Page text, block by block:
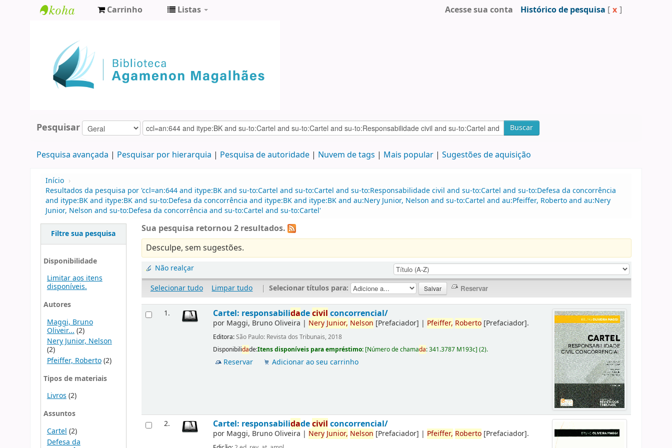
Agamenon
Magalhães
Carrinho Listas Acesse sua conta Histórico de pesquisa [ x ]
Pesquisar Buscar
Pesquisa avançada Pesquisar por hierarquia Pesquisa de autoridade Nuvem de tags Mais popular Sugestões de aquisição
Início ›
Resultados da pesquisa por 'ccl=an:644 and itype:BK and su-to:Cartel and su-to:Cartel and su-to:Responsabilidade civil and su-to:Cartel and su-to:Defesa da concorrência
and itype:BK and itype:BK and su-to:Defesa da concorrência and itype:BK and itype:BK and au:Nery Junior, Nelson and su-to:Cartel and au:Pfeiffer, Roberto and au:Nery
Junior, Nelson and su-to:Defesa da concorrência and su-to:Cartel and su-to:Cartel'
Filtre sua pesquisa
Disponibilidade
Limitar aos itens
disponíveis.
Autores
Maggi, Bruno
Oliveir... (2)
Nery Junior, Nelson
(2)
Pfeiffer, Roberto(2)
Tipos de materiais
Livros(2)
Assuntos
Cartel (2)
Defesa da
Sua pesquisa retornou 2 resultados.
Desculpe, sem sugestões.
Não realçar
Selecionar tudo
Limpar tudo | Selecionar títulos para:
1. Cartel: responsabilidadecivil concorrencial/
por Maggi, Bruno Oliveira | NeryJunior, Nelson [Prefaciador] | Pfeiffer, Roberto [Prefaciador].
Editora:São Paulo: Revista dos Tribunais, 2018
Disponibilidade:Itens disponíveis para empréstimo: [Número de chamada:341.3787 M193c](2).
Reservar Adicionar ao seu carrinho
2. Cartel: responsabilidadecivil concorrencial/
por Maggi, Bruno Oliveira | NeryJunior, Nelson [Prefaciador] | Pfeiffer, Roberto [Prefaciador].